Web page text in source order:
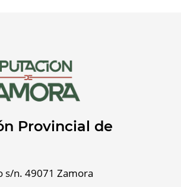
Provincial de
s/n. 49071 Zamora